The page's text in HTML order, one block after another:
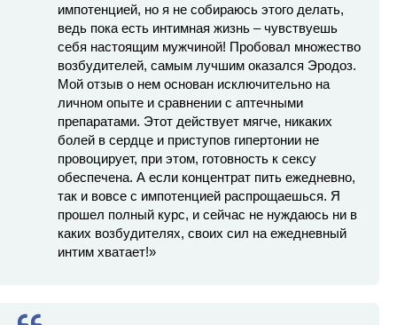
импотенцией, но я не собираюсь этого делать,
ведь пока есть интимная жизнь – чувствуешь
себя настоящим мужчиной! Пробовал множество
возбудителей, самым лучшим оказался Эродоз.
Мой отзыв о нем основан исключительно на
личном опыте и сравнении с аптечными
препаратами. Этот действует мягче, никаких
болей в сердце и приступов гипертонии не
провоцирует, при этом, готовность к сексу
обеспечена. А если концентрат пить ежедневно,
так и вовсе с импотенцией распрощаешься. Я
прошел полный курс, и сейчас не нуждаюсь ни в
каких возбудителях, своих сил на ежедневный
интим хватает!»